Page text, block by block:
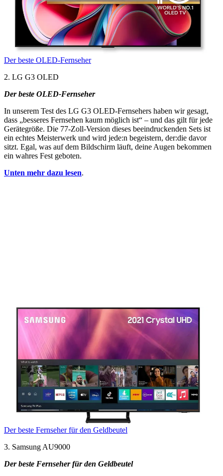
Der beste OLED-Fernseher
2. LG G3 OLED
Der beste OLED-Fernseher
In unserem Test des LG G3 OLED-Fernsehers haben wir gesagt,
dass „besseres Fernsehen kaum möglich ist“ – und das gilt für jede
Gerätegröße. Die 77-Zoll-Version dieses beeindruckenden Sets ist
ein echtes Meisterwerk und wird jede:n begeistern, der:die davor
sitzt. Egal, was auf dem Bildschirm läuft, deine Augen bekommen
ein wahres Fest geboten.
Unten mehr dazu lesen.
Der beste Fernseher für den Geldbeutel
3. Samsung AU9000
Der beste Fernseher für den Geldbeutel